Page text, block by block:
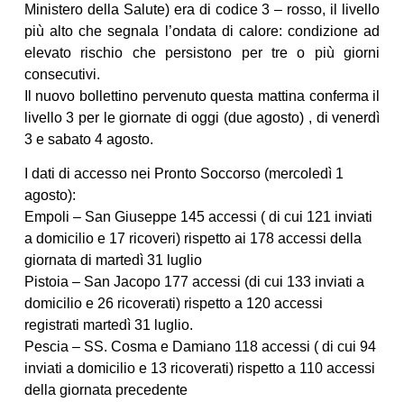
Ministero della Salute) era di codice 3 – rosso, il livello
più alto che segnala l’ondata di calore: condizione ad
elevato rischio che persistono per tre o più giorni
consecutivi.
Il nuovo bollettino pervenuto questa mattina conferma il
livello 3 per le giornate di oggi (due agosto) , di venerdì
3 e sabato 4 agosto.
I dati di accesso nei Pronto Soccorso (mercoledì 1
agosto):
Empoli – San Giuseppe 145 accessi ( di cui 121 inviati
a domicilio e 17 ricoveri) rispetto ai 178 accessi della
giornata di martedì 31 luglio
Pistoia – San Jacopo 177 accessi (di cui 133 inviati a
domicilio e 26 ricoverati) rispetto a 120 accessi
registrati martedì 31 luglio.
Pescia – SS. Cosma e Damiano 118 accessi ( di cui 94
inviati a domicilio e 13 ricoverati) rispetto a 110 accessi
della giornata precedente